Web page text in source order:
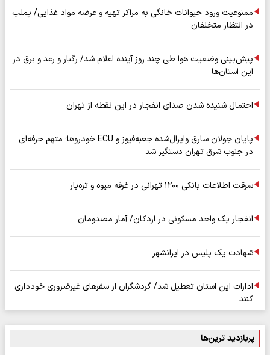
ممنوعیت ورود حیوانات خانگی به مراکز تهیه و عرضه مواد غذایی/ پملب
در انتظار متخلفان
پیش‌بینی وضعیت هوا طی چند روز آینده اعلام شد/ رگبار و رعد و برق در
این استان‌ها
احتمال شنیده شدن صدای انفجار در این نقطه از تهران
پایان جولان سارق وایرال‌شده جعبه‌فیوز و ECU خودروها؛ متهم حرفه‌ای
در جنوب شرق تهران دستگیر شد
سرقت اطلاعات بانکی ۱۲۰۰ تهرانی در غرفه میوه و تره‌بار
انفجار یک واحد مسکونی در اردکان/ آمار مصدومان
شهادت یک پلیس در ایرانشهر
ادارات این استان تعطیل شد/ گردشگران از سفرهای غیرضروری خودداری
کنند
پربازدید ترین‌ها